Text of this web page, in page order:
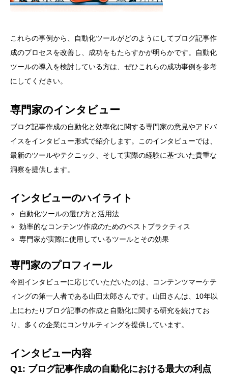
これらの事例から、自動化ツールがどのようにしてブログ記事作
成のプロセスを改善し、成功をもたらすかが明らかです。自動化
ツールの導入を検討している方は、ぜひこれらの成功事例を参考
にしてください。
専門家のインタビュー
ブログ記事作成の自動化と効率化に関する専門家の意見やアドバ
イスをインタビュー形式で紹介します。このインタビューでは、
最新のツールやテクニック、そして実際の経験に基づいた貴重な
洞察を提供します。
インタビューのハイライト
自動化ツールの選び方と活用法
効率的なコンテンツ作成のためのベストプラクティス
専門家が実際に使用しているツールとその効果
専門家のプロフィール
今回インタビューに応じていただいたのは、コンテンツマーケテ
ィングの第一人者である山田太郎さんです。山田さんは、10年以
上にわたりブログ記事の作成と自動化に関する研究を続けてお
り、多くの企業にコンサルティングを提供しています。
インタビュー内容
Q1: ブログ記事作成の自動化における最大の利点